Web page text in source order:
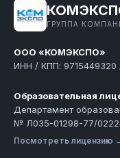
ГРУППА
ООО «КОМЭКСПО»
ИНН / КПП: 9715449320
Образовательная
Департамент
№ Л035-01298-77/
Посмотреть лицензию